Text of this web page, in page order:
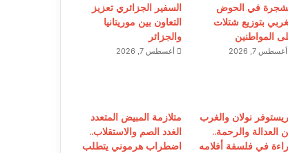
في الحوض
بتوزيع شتلات
المواطنين
أغسطس 7, 2026
السفير الجزائري تعزيز
التعاون بين موريتانيا
والجزائر
أغسطس 7, 2026
نولان والغرب
العدالة والرحمة..
في فلسفة أفلامه
متلازمة المبيض المتعدد
الغدد الصم والاستقلاب..
اضطراب هرموني يتطلب